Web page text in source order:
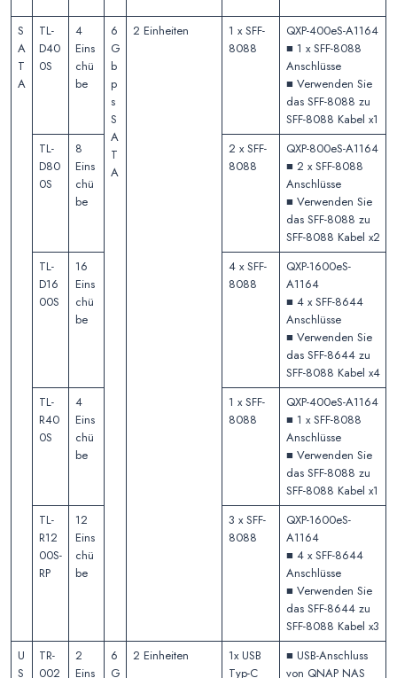
S
A
T
A
TL-
D40
0S
4
Eins
chü
be
6
G
b
p
s
S
A
T
A
2 Einheiten
1 x SFF-
8088
QXP-400eS-A1164
■ 1 x SFF-8088
Anschlüsse
■ Verwenden Sie
das SFF-8088 zu
SFF-8088 Kabel x1
TL-
D80
0S
8
Eins
chü
be
2 x SFF-
8088
QXP-800eS-A1164
■ 2 x SFF-8088
Anschlüsse
■ Verwenden Sie
das SFF-8088 zu
SFF-8088 Kabel x2
TL-
D16
00S
16
Eins
chü
be
4 x SFF-
8088
QXP-1600eS-
A1164
■ 4 x SFF-8644
Anschlüsse
■ Verwenden Sie
das SFF-8644 zu
SFF-8088 Kabel x4
TL-
R40
0S
4
Eins
chü
be
1 x SFF-
8088
QXP-400eS-A1164
■ 1 x SFF-8088
Anschlüsse
■ Verwenden Sie
das SFF-8088 zu
SFF-8088 Kabel x1
TL-
R12
00S-
RP
12
Eins
chü
be
3 x SFF-
8088
QXP-1600eS-
A1164
■ 4 x SFF-8644
Anschlüsse
■ Verwenden Sie
das SFF-8644 zu
SFF-8088 Kabel x3
U
S
TR-
002
2
Eins
6
G
2 Einheiten
1x USB
Typ-C
■ USB-Anschluss
von QNAP NAS